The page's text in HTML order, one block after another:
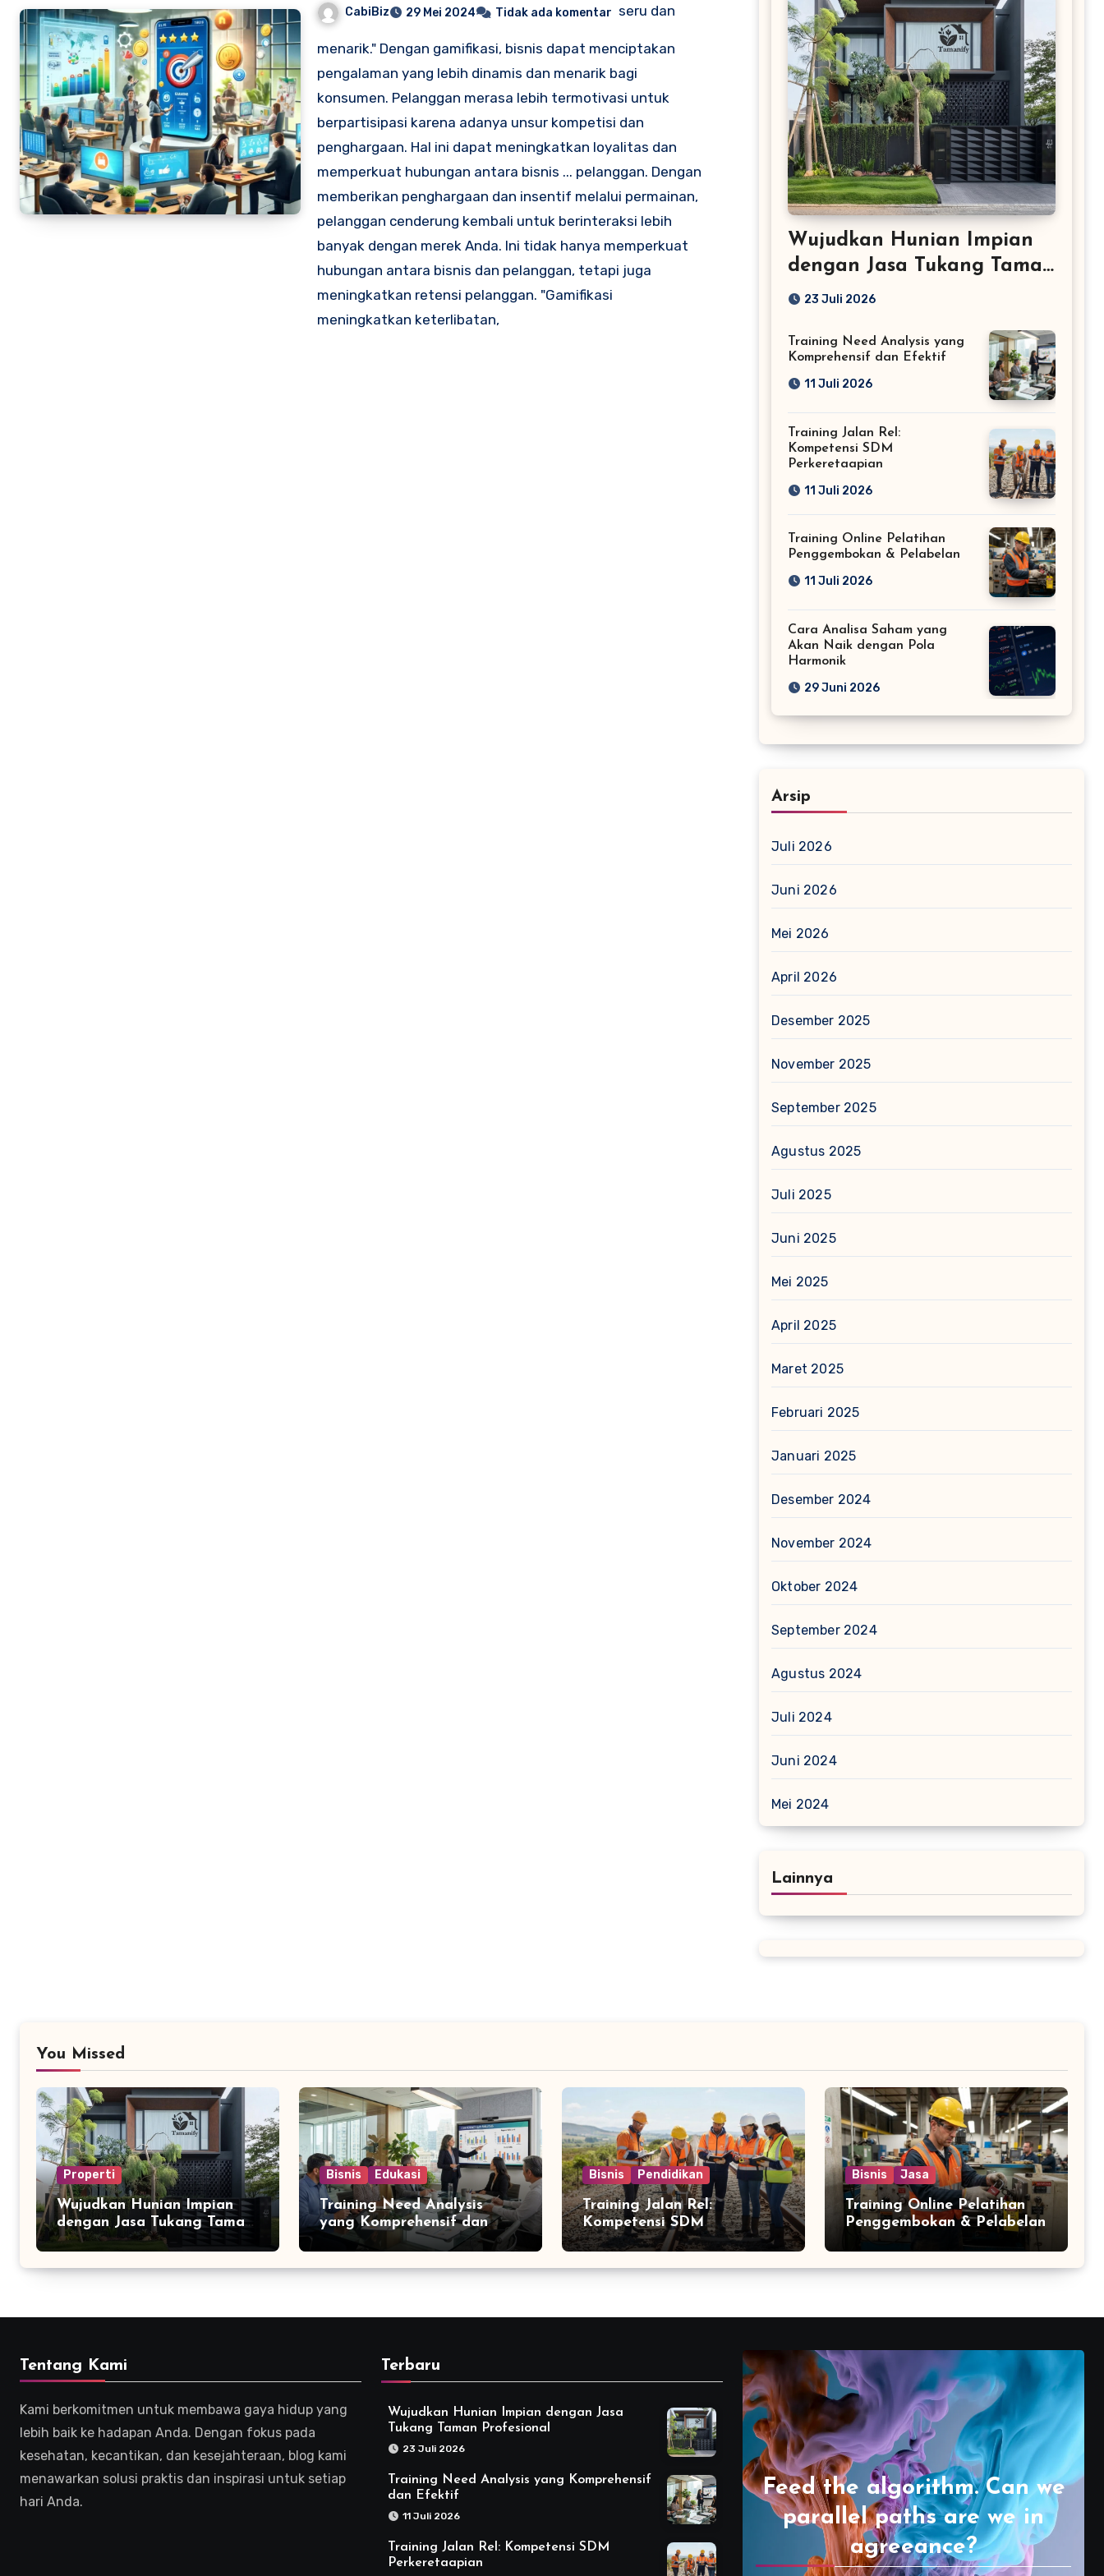
CabiBiz 29 Mei 2024 Tidak ada komentar seru dan
menarik." Dengan gamifikasi, bisnis dapat menciptakan
pengalaman yang lebih dinamis dan menarik bagi
konsumen. Pelanggan merasa lebih termotivasi untuk
berpartisipasi karena adanya unsur kompetisi dan
penghargaan. Hal ini dapat meningkatkan loyalitas dan
memperkuat hubungan antara bisnis ... pelanggan. Dengan
memberikan penghargaan dan insentif melalui permainan,
pelanggan cenderung kembali untuk berinteraksi lebih
banyak dengan merek Anda. Ini tidak hanya memperkuat
hubungan antara bisnis dan pelanggan, tetapi juga
meningkatkan retensi pelanggan. "Gamifikasi
meningkatkan keterlibatan,
Wujudkan Hunian Impian
dengan Jasa Tukang Taman
Profesional
23 Juli 2026
Training Need Analysis yang
Komprehensif dan Efektif
11 Juli 2026
Training Jalan Rel:
Kompetensi SDM
Perkeretaapian
11 Juli 2026
Training Online Pelatihan
Penggembokan & Pelabelan
11 Juli 2026
Cara Analisa Saham yang
Akan Naik dengan Pola
Harmonik
29 Juni 2026
Arsip
Juli 2026
Juni 2026
Mei 2026
April 2026
Desember 2025
November 2025
September 2025
Agustus 2025
Juli 2025
Juni 2025
Mei 2025
April 2025
Maret 2025
Februari 2025
Januari 2025
Desember 2024
November 2024
Oktober 2024
September 2024
Agustus 2024
Juli 2024
Juni 2024
Mei 2024
Lainnya
You Missed
Properti
Wujudkan Hunian Impian
dengan Jasa Tukang Taman
Profesional
Bisnis Edukasi
Training Need Analysis
yang Komprehensif dan
Efektif
Bisnis Pendidikan
Training Jalan Rel:
Kompetensi SDM
Perkeretaapian
Bisnis Jasa
Training Online Pelatihan
Penggembokan & Pelabelan
Tentang Kami
Kami berkomitmen untuk membawa gaya hidup yang
lebih baik ke hadapan Anda. Dengan fokus pada
kesehatan, kecantikan, dan kesejahteraan, blog kami
menawarkan solusi praktis dan inspirasi untuk setiap
hari Anda.
Terbaru
Wujudkan Hunian Impian dengan Jasa
Tukang Taman Profesional
23 Juli 2026
Training Need Analysis yang Komprehensif
dan Efektif
11 Juli 2026
Training Jalan Rel: Kompetensi SDM
Perkeretaapian
Feed the algorithm. Can we
parallel paths are we in
agreeance?